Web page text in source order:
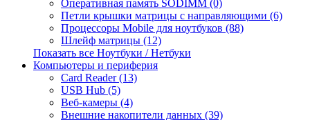
Оперативная память SODIMM (0)
Петли крышки матрицы с направляющими (6)
Процессоры Mobile для ноутбуков (88)
Шлейф матрицы (12)
Показать все Ноутбуки / Нетбуки
Компьютеры и периферия
Card Reader (13)
USB Hub (5)
Веб-камеры (4)
Внешние накопители данных (39)